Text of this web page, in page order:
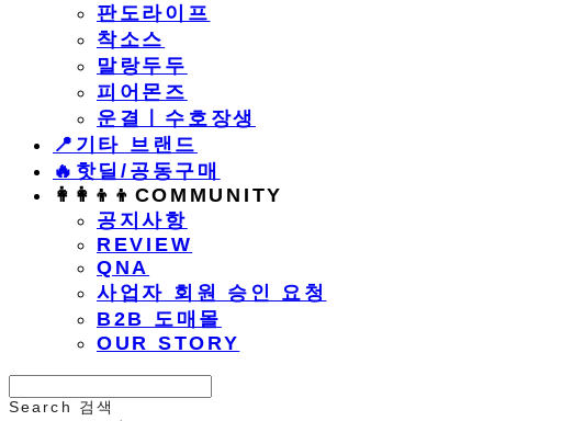
판도라이프
착소스
말랑두두
피어몬즈
운결ㅣ수호장생
📍기타 브랜드
🔥핫딜/공동구매
👩‍👩‍👦‍👦COMMUNITY
공지사항
REVIEW
QNA
사업자 회원 승인 요청
B2B 도매몰
OUR STORY
Search
검색